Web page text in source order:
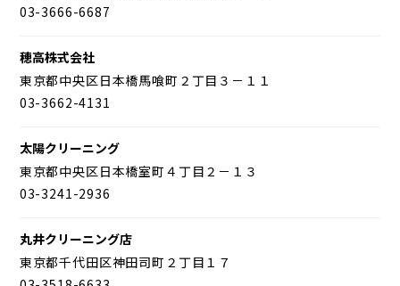
03-3666-6687
穂高株式会社
東京都中央区日本橋馬喰町２丁目３－１１
03-3662-4131
太陽クリーニング
東京都中央区日本橋室町４丁目２－１３
03-3241-2936
丸井クリーニング店
東京都千代田区神田司町２丁目１７